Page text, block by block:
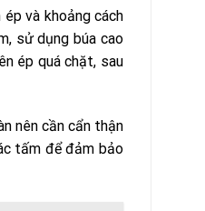
và khoảng cách
sử dụng búa cao
ép quá chặt, sau
nên cần cẩn thận
tấm để đảm bảo